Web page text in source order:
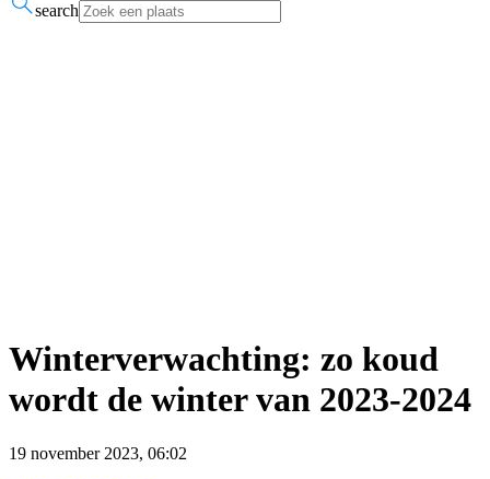
search
Winterverwachting: zo koud
wordt de winter van 2023-2024
19 november 2023, 06:02